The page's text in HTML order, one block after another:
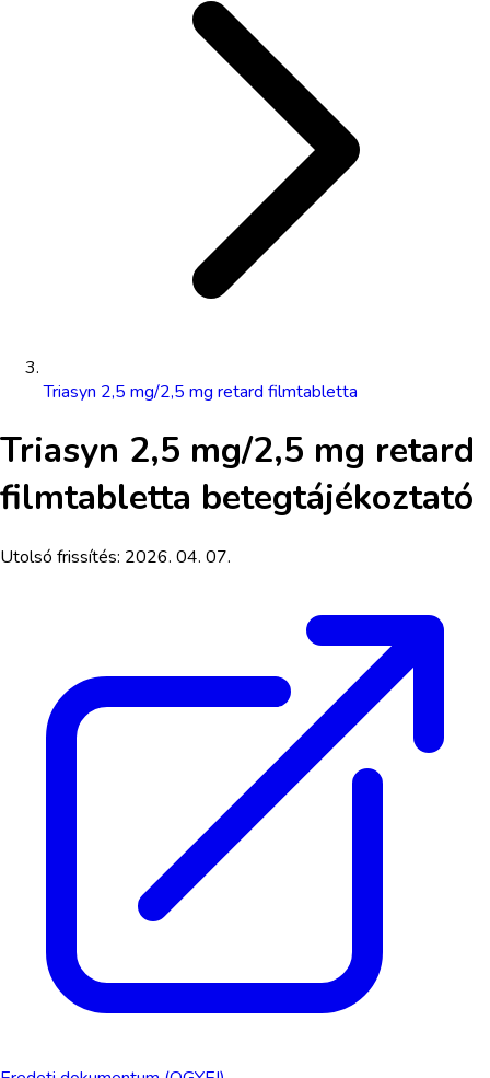
Triasyn 2,5 mg/2,5 mg retard filmtabletta
Triasyn 2,5 mg/2,5 mg retard
filmtabletta betegtájékoztató
Utolsó frissítés: 2026. 04. 07.